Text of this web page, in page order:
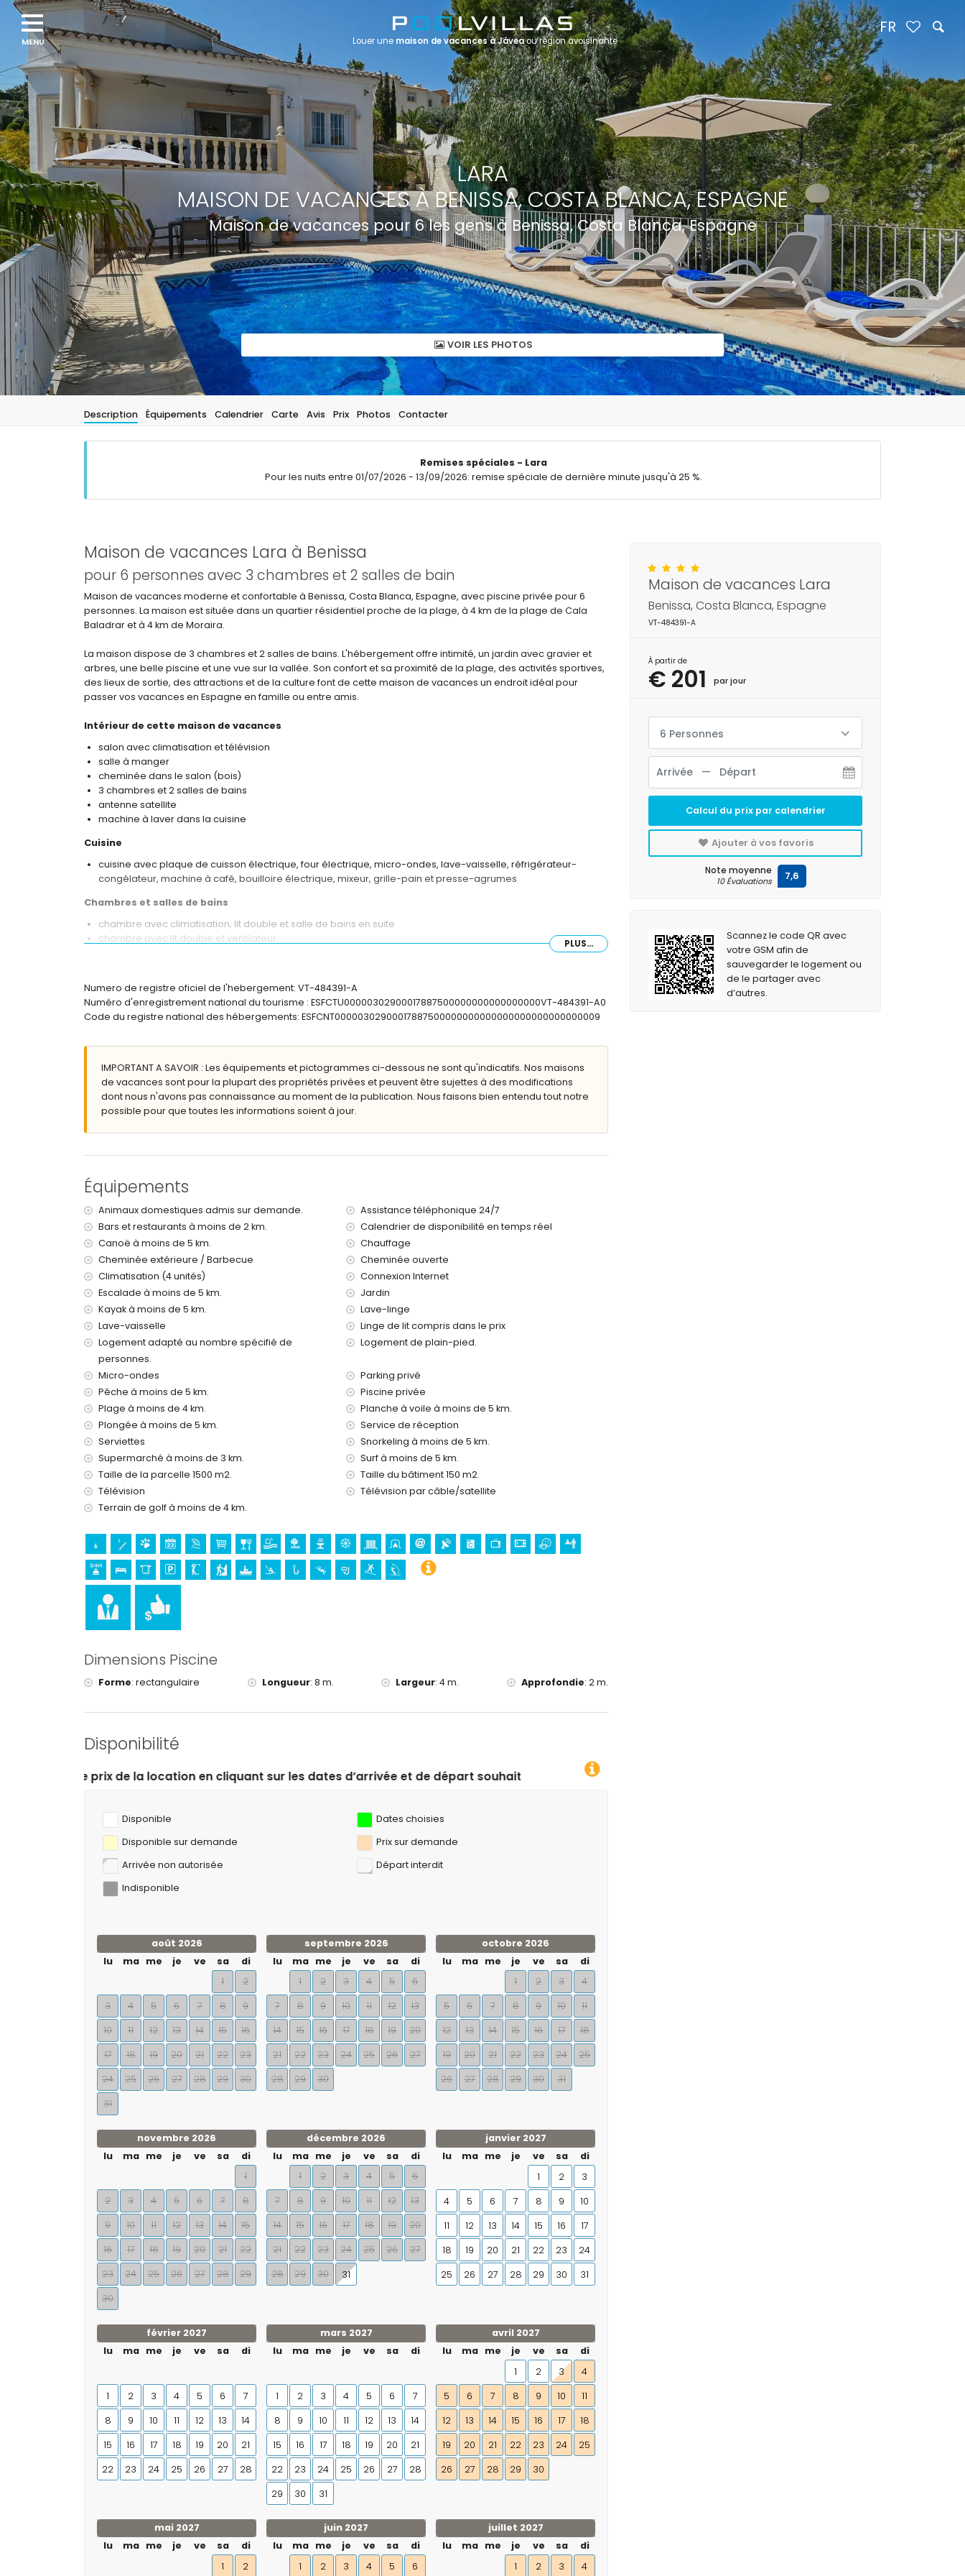
LARA
MAISON DE VACANCES À BENISSA, COSTA BLANCA, ESPAGNE
Maison de vacances pour 6 les gens à Benissa, Costa Blanca, Espagne
VOIR LES PHOTOS
Description Équipements Calendrier Carte Avis Prix Photos Contacter
Remises spéciales - Lara
Pour les nuits entre 01/07/2026 - 13/09/2026: remise spéciale de dernière minute jusqu'à 25 %.
Maison de vacances Lara à Benissa
pour 6 personnes avec 3 chambres et 2 salles de bain
Maison de vacances moderne et confortable à Benissa, Costa Blanca, Espagne, avec piscine privée pour 6
personnes. La maison est située dans un quartier résidentiel proche de la plage, à 4 km de la plage de Cala
Baladrar et à 4 km de Moraira.
La maison dispose de 3 chambres et 2 salles de bains. L'hébergement offre intimité, un jardin avec gravier et
arbres, une belle piscine et une vue sur la vallée. Son confort et sa proximité de la plage, des activités sportives,
des lieux de sortie, des attractions et de la culture font de cette maison de vacances un endroit idéal pour
passer vos vacances en Espagne en famille ou entre amis.
Intérieur de cette maison de vacances
salon avec climatisation et télévision
salle à manger
cheminée dans le salon (bois)
3 chambres et 2 salles de bains
antenne satellite
machine à laver dans la cuisine
Cuisine
cuisine avec plaque de cuisson électrique, four électrique, micro-ondes, lave-vaisselle, réfrigérateur-
congélateur, machine à café, bouilloire électrique, mixeur, grille-pain et presse-agrumes
Chambres et salles de bains
chambre avec climatisation, lit double et salle de bains en suite
chambre avec lit double et ventilateur
salle de bains avec lavabo simple, douche et toilettes
Extérieur de cette maison de vacances
grand terrain clos
3 terrasses, dont 2 couvertes
barbecue
coin salon extérieur et coin repas extérieur
2 places de parking privées
Informations supplémentaires
ville la plus proche : Moraira (à moins de 4 kilomètres de la maison)
plage la plus proche : Cala Baladrar (à moins de 4 kilomètres de la maison)
port le plus proche : Puerto de Moraira (à moins de 10 kilomètres de la maison)
parc le plus proche : Pinar del Advocat (à moins de 10 kilomètres de la maison)
aéroport le plus proche : Alicante (à moins de 100 kilomètres de la maison)
deuxième aéroport le plus proche : Valence (> 100 kilomètres)
veuillez consulter si les animaux de compagnie sont autorisés
L'hébergement est très adapté pour les familles avec enfants
Installations et services inclus dans le prix de location de cette maison de vacances
internet (WiFi)
fer et planche à repasser
linge de lit et serviettes
service de réception et service d'urgence 24 heures
chauffage par air et climatisation
Installations et services avec supplément
lit supplémentaire et lits/couffins pour enfants (sur demande)
Divertissements et activités de loisirs pour vos vacances à Benissa, Costa Blanca
bar (à moins de 5 kilomètres de la maison)
Curiosités et culture à Benissa, Costa Blanca
musée (Moraira), église (Église de Notre-Dame des Désemparés), château (Moraira), ruine (Moraira),
de l'hébergement)
Sports
golf (Club de Golf Ifach), escalade, canoë, kayak, pêche, plongée, plongée en apnée, surf et planche à voile
(à moins de 5 kilomètres de la maison)
tennis et équitation (à moins de 10 kilomètres de la maison)
PLUS...
Numero de registre oficiel de l'hebergement: VT-484391-A
Numéro d'enregistrement national du tourisme : ESFCTU00000302900017887500000000000000000VT-484391-A0
Code du registre national des hébergements: ESFCNT00000302900017887500000000000000000000000000009
IMPORTANT A SAVOIR : Les équipements et pictogrammes ci-dessous ne sont qu'indicatifs. Nos maisons
de vacances sont pour la plupart des propriétés privées et peuvent être sujettes à des modifications
dont nous n'avons pas connaissance au moment de la publication. Nous faisons bien entendu tout notre
possible pour que toutes les informations soient à jour.
Équipements
Animaux domestiques admis sur demande.
Assistance téléphonique 24/7
Bars et restaurants à moins de 2 km.
Calendrier de disponibilité en temps réel
Canoë à moins de 5 km.
Chauffage
Cheminée extérieure / Barbecue
Cheminée ouverte
Climatisation (4 unités)
Connexion Internet
Escalade à moins de 5 km.
Jardin
Kayak à moins de 5 km.
Lave-linge
Lave-vaisselle
Linge de lit compris dans le prix
Logement adapté au nombre spécifié de
personnes.
Logement de plain-pied.
Micro-ondes
Parking privé
Pêche à moins de 5 km.
Piscine privée
Plage à moins de 4 km.
Planche à voile à moins de 5 km.
Plongée à moins de 5 km.
Service de réception
Serviettes
Snorkeling à moins de 5 km.
Supermarché à moins de 3 km.
Surf à moins de 5 km.
Taille de la parcelle 1500 m2.
Taille du bâtiment 150 m2.
Télévision
Télévision par câble/satellite
Terrain de golf à moins de 4 km.
Dimensions Piscine
Forme: rectangulaire Longueur: 8 m. Largeur:4 m. Approfondie: 2 m.
Disponibilité
location en cliquant sur les dates d’arrivée et de départ souhaitées !
Disponible
Dates choisies
Disponible sur demande
Prix ​​sur demande
Arrivée non autorisée
Départ interdit
Indisponible
août 2026
lu
ma me je ve sa
di
1
2
3
4 5 6 7 8
9
10
11 12 13 14 15
16
17
18 19 20 21 22
23
24
25 26 27 28 29
30
31
septembre 2026
lu
ma me je ve sa
di
1
2 3 4 5
6
7
8 9 10 11 12
13
14
15 16 17 18 19
20
21
22 23 24 25 26
27
28
29 30
octobre 2026
lu
ma me je ve sa
di
1
2 3
4
5
6 7 8 9 10
11
12
13 14 15 16 17
18
19
20 21 22 23 24
25
26
27 28 29 30 31
novembre 2026
lu
ma me je ve sa
di
1
2
3 4 5 6 7
8
9
10 11 12 13 14
15
16
17 18 19 20 21
22
23
24 25 26 27 28
29
30
décembre 2026
lu
ma me je ve sa
di
1
2 3 4 5
6
7
8 9 10 11 12
13
14
15 16 17 18 19
20
21
22 23 24 25 26
27
28
29 30 31
janvier 2027
lu
ma me je ve sa
di
1
2
3
4
5 6 7 8 9
10
11
12 13 14 15 16
17
18
19 20 21 22 23
24
25
26 27 28 29 30 31
février 2027
lu
ma me je ve sa di
1 2 3 4 5 6
7
8
9 10 11 12 13
14
15
16 17 18 19 20
21
22
23 24 25 26 27 28
mars 2027
lu
ma me je ve sa di
1 2 3 4 5 6
7
8
9 10 11 12 13
14
15
16 17 18 19 20
21
22
23 24 25 26 27
28
29
30 31
avril 2027
lu
ma me je ve sa
di
1
2 3
4
5
6 7 8 9 10
11
12
13 14 15 16 17
18
19
20 21 22 23 24
25
26
27 28 29 30
mai 2027
lu
ma me je ve sa
di
1
2
juin 2027
lu
ma me je ve sa
di
1
2 3 4 5 6
juillet 2027
lu
ma me je ve sa
di
1
2 3 4
Maison de vacances Lara
Benissa, Costa Blanca, Espagne
VT-484391-A
À partir de
€ 201 par jour
6 Personnes
Calcul du prix par calendrier
Ajouter à vos favoris
Note moyenne
10 Évaluations 7,6
Scannez le code QR avec
votre GSM afin de
sauvegarder le logement ou
de le partager avec
d’autres.
Louer une maison de vacances à Jáveaou région avoisinante
FR
Navigation
menu